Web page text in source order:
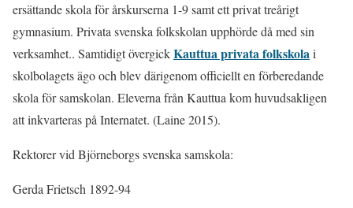
ersättande skola för årskurserna 1-9 samt ett privat treårigt
gymnasium. Privata svenska folkskolan upphörde då med sin
verksamhet.. Samtidigt övergickKauttua privata folkskolai
skolbolagets ägo och blev därigenom officiellt en förberedande
skola för samskolan. Eleverna från Kauttua kom huvudsakligen
att inkvarteras på Internatet. (Laine 2015).
Rektorer vid Björneborgs svenska samskola:
Gerda Frietsch 1892-94